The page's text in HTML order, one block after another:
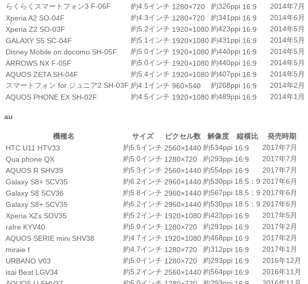
らくらくスマートフォン3 F-06F
約4.5インチ 1280×720 約326ppi 16:9
2014年7月
Xperia A2 SO-04F
約4.3インチ 1280×720 約341ppi 16:9
2014年6月
Xperia Z2 SO-03F
約5.2インチ 1920×1080 約423ppi 16:9
2014年5月
GALAXY S5 SC-04F
約5.1インチ 1920×1080 約431ppi 16:9
2014年5月
Disney Mobile on docomo SH-05F
約5.0インチ 1920×1080 約440ppi 16:9
2014年5月
ARROWS NX F-05F
約5.0インチ 1920×1080 約440ppi 16:9
2014年5月
AQUOS ZETA SH-04F
約5.4インチ 1920×1080 約407ppi 16:9
2014年5月
スマートフォン for ジュニア2 SH-03F 約4.1インチ 960×540 約268ppi 16:9
2014年2月
AQUOS PHONE EX SH-02F
約4.5インチ 1920×1080 約489ppi 16:9 2014年1月
au
機種名 サイズ ピクセル数 解像度 縦横比
発売時期
HTC U11 HTV33
約5.5インチ 2560×1440 約534ppi 16:9
2017年7月
Qua phone QX
約5.0インチ 1280×720 約293ppi 16:9
2017年7月
AQUOS R SHV39
約5.3インチ 2560×1440 約554ppi 16:9
2017年7月
Galaxy S8+ SCV35
約6.2インチ 2960×1440 約530ppi 18.5：9 2017年6月
Galaxy S8 SCV36
約5.8インチ 2960×1440 約567ppi 18.5：9 2017年6月
Galaxy S8+ SCV35
約6.2インチ 2960×1440 約530ppi 18.5：9 2017年6月
Xperia XZs SOV35
約5.2インチ 1920×1080 約423ppi 16:9
2017年5月
rafre KYV40
約5.0インチ 1280×720 約293ppi 16:9
2017年2月
AQUOS SERIE mini SHV38
約4.7インチ 1920×1080 約468ppi 16:9
2017年2月
miraie f
約4.7インチ 1280×720 約312ppi 16:9
2017年1月
URBANO V03
約5.0インチ 1280×720 約293ppi 16:9
2016年12月
isai Beat LGV34
約5.2インチ 2560×1440 約564ppi 16:9
2016年11月